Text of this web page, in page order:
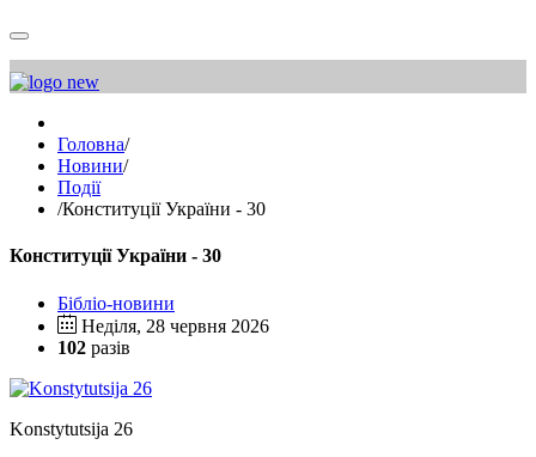
Головна/
Новини/
Події
/Конституції України - 30
Конституції України - 30
Бібліо-новини
Неділя, 28 червня 2026
102 разів
Konstytutsija 26